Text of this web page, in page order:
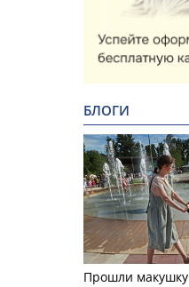
БЛОГИ
Прошли макушку